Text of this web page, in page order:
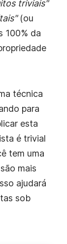
triviais"
(ou
100% da
técnica
para
esta
é trivial
tem uma
mais
ajudará
sob